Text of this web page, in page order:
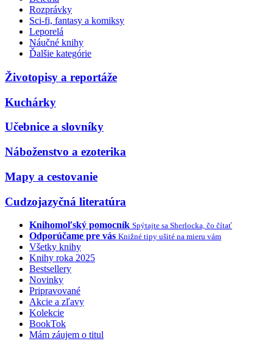
Rozprávky
Sci-fi, fantasy a komiksy
Leporelá
Náučné knihy
Ďalšie kategórie
Životopisy a reportáže
Kuchárky
Učebnice a slovníky
Náboženstvo a ezoterika
Mapy a cestovanie
Cudzojazyčná literatúra
Knihomoľský pomocník Spýtajte sa Sherlocka, čo čítať
Odporúčame pre vás Knižné tipy ušité na mieru vám
Všetky knihy
Knihy roka 2025
Bestsellery
Novinky
Pripravované
Akcie a zľavy
Kolekcie
BookTok
Mám záujem o titul